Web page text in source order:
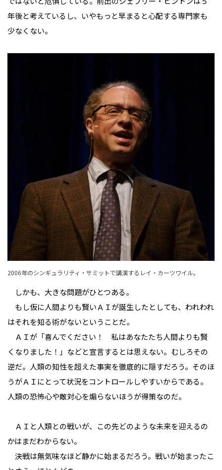
年後と考えているし、いやもっと早まると心配する専門家も
少なくない。
2006年のシンギュラリティ・サミットで講演するレイ・カーツワイル。
しかも、大きな問題がひとつある。
もし仮に人間よりも賢いＡＩが誕生したとしても、われわれ
はそれを知る術がないということだ。
ＡＩが「喜んでください！ 私はあなたたち人間よりも賢
くなりました！」などと宣言するとは思えない。むしろその
逆だ。人類の知性を超えた事実を徹底的に隠すだろう。そのほ
うがＡＩにとって状況をコントロールしやすいからである。
人類の恐怖心や敵対心を煽らないほうが得策なのだ。
ＡＩと人類との戦いが、この先どのような未来を迎えるの
かはまだわからない。
決戦は無気味なほど静かに始まるだろう。戦いが始まったこ